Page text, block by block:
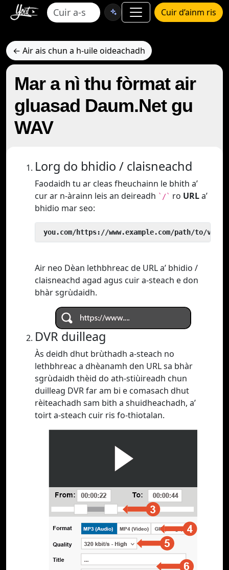
Cuir d’ainm ris
← Air ais chun a h-uile oideachadh
Mar a nì thu fòrmat air
gluasad Daum.Net gu
WAV
Lorg do bhidio / claisneachd
Faodaidh tu ar cleas fheuchainn le bhith a’
cur ar n-àrainn leis an deireadh `/` ro URLa’
bhidio mar seo:
you.com/https://www.example.com/path/to/video
Air neo Dèan lethbhreac de URL a’ bhidio /
claisneachd agad agus cuir a-steach e don
bhàr sgrùdaidh.
DVR duilleag
Às deidh dhut brùthadh a-steach no
lethbhreac a dhèanamh den URL sa bhàr
sgrùdaidh thèid do ath-stiùireadh chun
duilleag DVR far am bi e comasach dhut
rèiteachadh sam bith a shuidheachadh, a’
toirt a-steach cuir ris fo-thiotalan.